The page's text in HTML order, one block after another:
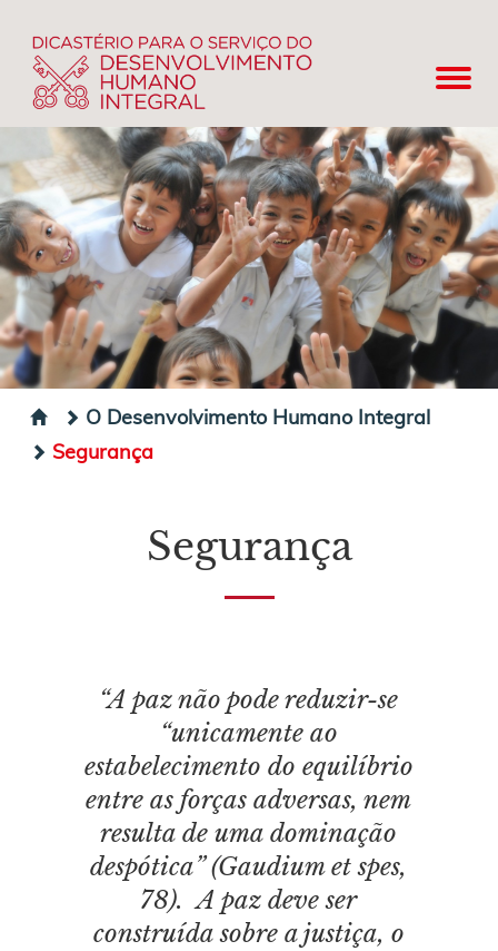
O Desenvolvimento Humano Integral
Segurança
Segurança
“A paz não pode reduzir-se
“unicamente ao
estabelecimento do equilíbrio
entre as forças adversas, nem
resulta de uma dominação
despótica” (Gaudium et spes,
78). A paz deve ser
construída sobre a justiça, o